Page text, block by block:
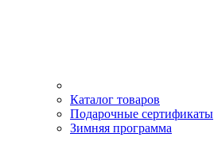
Каталог товаров
Подарочные сертификаты
Зимняя программа